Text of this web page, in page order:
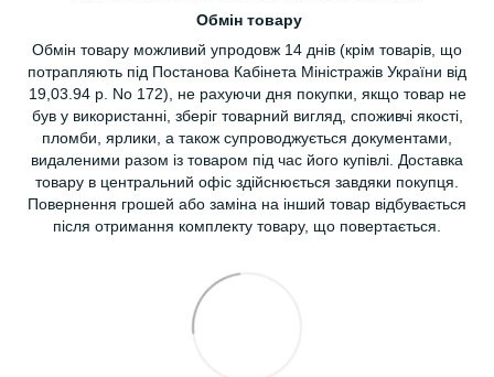
Обмін товару
Обмін товару можливий упродовж 14 днів (крім товарів, що
потрапляють під Постанова Кабінета Міністражів України від
19,03.94 р. No 172), не рахуючи дня покупки, якщо товар не
був у використанні, зберіг товарний вигляд, споживчі якості,
пломби, ярлики, а також супроводжується документами,
видаленими разом із товаром під час його купівлі. Доставка
товару в центральний офіс здійснюється завдяки покупця.
Повернення грошей або заміна на інший товар відбувається
після отримання комплекту товару, що повертається.